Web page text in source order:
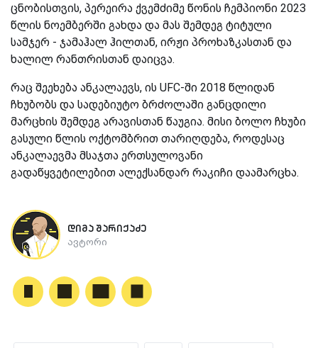
ცნობისთვის, პერეირა ქვემძიმე წონის ჩემპიონი 2023
წლის ნოემბერში გახდა და მას შემდეგ ტიტული
სამჯერ - ჯამაჰალ ჰილთან, ირჟი პროხაზკასთან და
ხალილ რანთრისთან დაიცვა.
რაც შეეხება ანკალაევს, ის UFC-ში 2018 წლიდან
ჩხუბობს და სადებიუტო ბრძოლაში განცდილი
მარცხის შემდეგ არავისთან წაუგია. მისი ბოლო ჩხუბი
გასული წლის ოქტომბრით თარიღდება, როდესაც
ანკალაევმა მსაჯთა ერთსულოვანი
გადაწყვეტილებით ალექსანდარ რაკიჩი დაამარცხა.
დიმა შარიქაძე
ავტორი